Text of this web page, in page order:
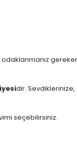
dir. Sevdiklerinize,
seçebilirsiniz.